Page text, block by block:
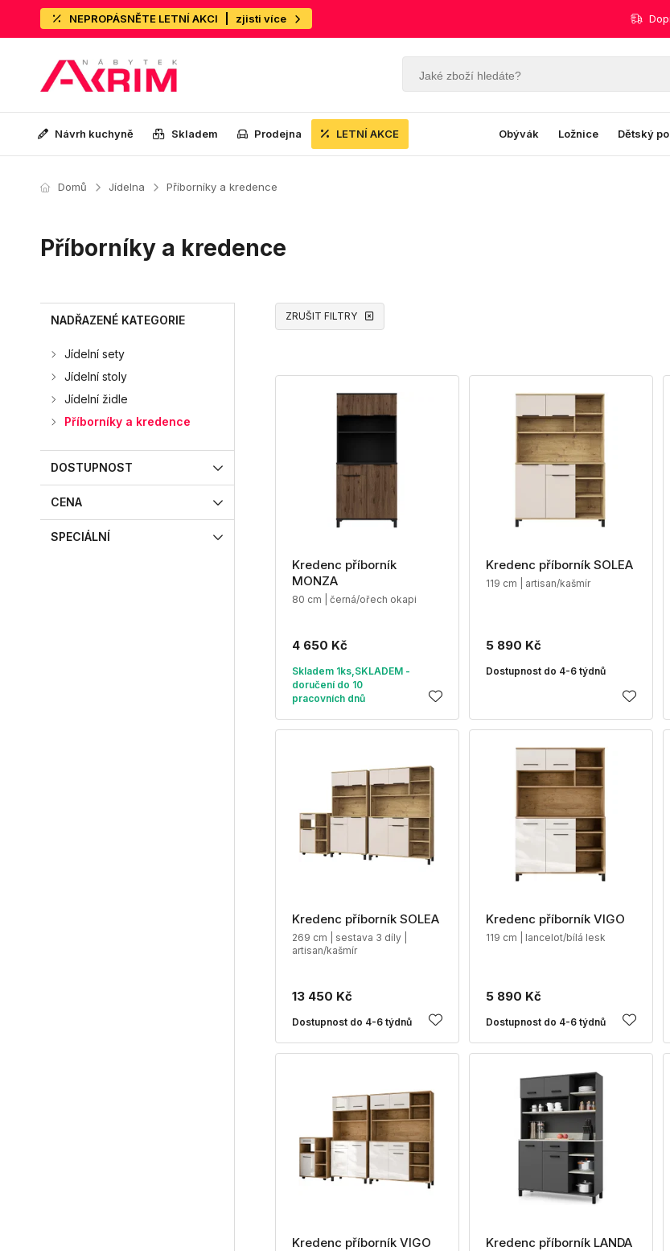
NEPROPÁSNĚTE LETNÍ AKCI zjisti více
Návrh kuchyně Skladem Prodejna LETNÍ AKCE Obývák Ložnice Dětský
Domů Jídelna Příborníky a kredence
Příborníky a kredence
NADŘAZENÉ KATEGORIE
Jídelní sety
Jídelní stoly
Jídelní židle
Příborníky a kredence
DOSTUPNOST
CENA
SPECIÁLNÍ
ZRUŠIT FILTRY
Kredenc příborník
MONZA
80 cm | černá/ořech okapi
4 650 Kč
Skladem 1ks,SKLADEM -
doručení do 10
pracovních dnů
Kredenc příborník SOLEA
119 cm | artisan/kašmír
5 890 Kč
Dostupnost do 4-6 týdnů
Kredenc příborník SOLEA
269 cm | sestava 3 díly |
artisan/kašmír
13 450 Kč
Dostupnost do 4-6 týdnů
Kredenc příborník VIGO
119 cm | lancelot/bílá lesk
5 890 Kč
Dostupnost do 4-6 týdnů
Kredenc příborník VIGO Kredenc příborník LANDA